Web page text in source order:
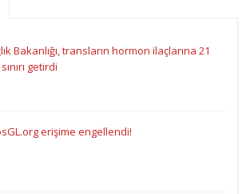
Bakanlığı, transların hormon ilaçlarına 21
getirdi
erişime engellendi!